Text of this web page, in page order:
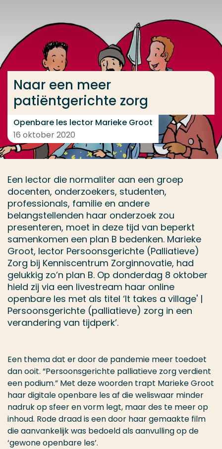
Naar een meer
patiëntgerichte zorg
Openbare les lector Marieke Groot
16 oktober 2020
Een lector die normaliter aan een groep
docenten, onderzoekers, studenten,
professionals, familie en andere
belangstellenden haar onderzoek zou
presenteren, moet in deze tijd van beperkt
samenkomen een plan B bedenken. Marieke
Groot, lector Persoonsgerichte (Palliatieve)
Zorg bij Kenniscentrum Zorginnovatie, had
gelukkig zo’n plan B. Op donderdag 8 oktober
hield zij via een livestream haar online
openbare les met als titel ‘It takes a village' |
Persoonsgerichte (palliatieve) zorg in een
verandering van tijdperk’.
Een thema dat er door de pandemie meer toedoet
dan ooit. “Persoonsgerichte palliatieve zorg verdient
een podium.” Met deze woorden trapt Marieke Groot
haar digitale openbare les af die weliswaar minder
nadruk op sfeer en vorm legt, maar des te meer op
inhoud. Rode draad is een door haar gemaakte film
die aanvankelijk was bedoeld als aanvulling op de
‘gewone openbare les’.
Veel gezocht
Opleiding
Contact